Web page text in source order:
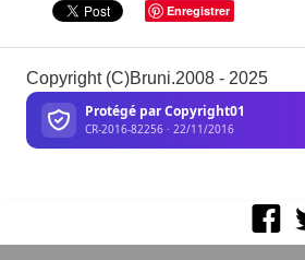
Enregistrer
Copyright (C)Bruni.2008 - 2025